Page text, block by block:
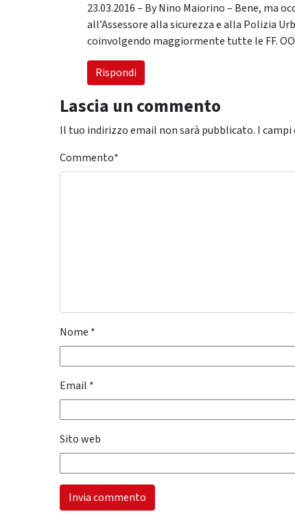
23.03.2016 – By Nino Maiorino – Bene, ma
all’Assessore alla sicurezza e alla Polizia
coinvolgendo maggiormente tutte le FF.
Rispondi
Lascia un commento
Il tuo indirizzo email non sarà pubblicato. I
Commento*
Nome *
Email *
Sito web